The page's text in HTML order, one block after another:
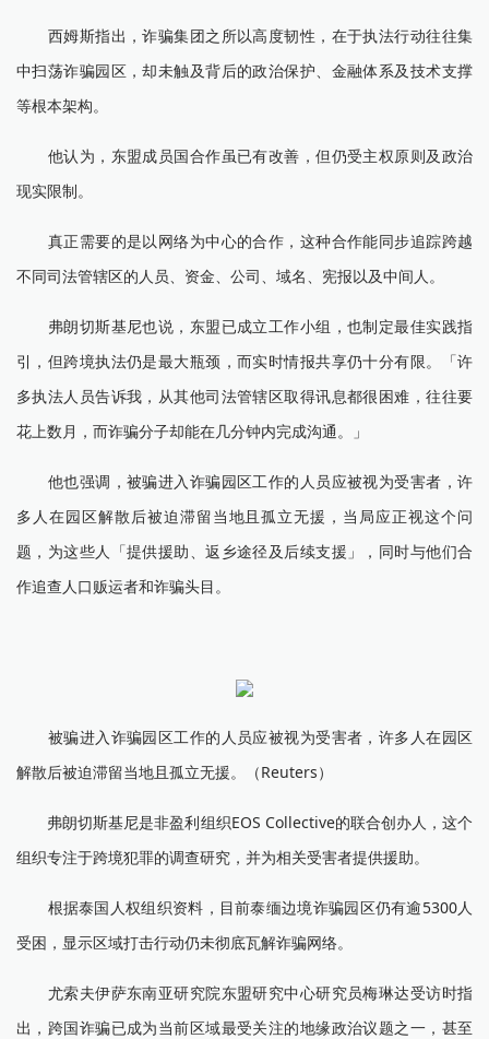
西姆斯指出，诈骗集团之所以高度韧性，在于执法行动往往集
中扫荡诈骗园区，却未触及背后的政治保护、金融体系及技术支撑
等根本架构。
他认为，东盟成员国合作虽已有改善，但仍受主权原则及政治
现实限制。
真正需要的是以网络为中心的合作，这种合作能同步追踪跨越
不同司法管辖区的人员、资金、公司、域名、宪报以及中间人。
弗朗切斯基尼也说，东盟已成立工作小组，也制定最佳实践指
引，但跨境执法仍是最大瓶颈，而实时情报共享仍十分有限。「许
多执法人员告诉我，从其他司法管辖区取得讯息都很困难，往往要
花上数月，而诈骗分子却能在几分钟内完成沟通。」
他也强调，被骗进入诈骗园区工作的人员应被视为受害者，许
多人在园区解散后被迫滞留当地且孤立无援，当局应正视这个问
题，为这些人「提供援助、返乡途径及后续支援」，同时与他们合
作追查人口贩运者和诈骗头目。
被骗进入诈骗园区工作的人员应被视为受害者，许多人在园区
解散后被迫滞留当地且孤立无援。（Reuters）
弗朗切斯基尼是非盈利组织EOS Collective的联合创办人，这个
组织专注于跨境犯罪的调查研究，并为相关受害者提供援助。
根据泰国人权组织资料，目前泰缅边境诈骗园区仍有逾5300人
受困，显示区域打击行动仍未彻底瓦解诈骗网络。
尤索夫伊萨东南亚研究院东盟研究中心研究员梅琳达受访时指
出，跨国诈骗已成为当前区域最受关注的地缘政治议题之一，甚至